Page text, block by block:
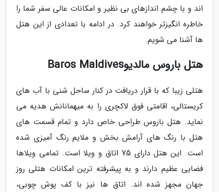
اند و با چشم اندازهای بی نظیر و امکانات عالی سفر شما را
خاطره انگیزتر خواهند کرد. در ادامه با تعدادی از این هتل
ها آشنا می شویم.
هتل باروس مالدیوBaros Maldives
هتلی زیبا که با قرار دریافت در کنار ساحل شنی با آب های
کریستالی، اقامتی فوق لاکچری را به میهمانانش هدیه می
نماید. هتل باروس طراحی خاص دارد و تمام قسمت های
هتل با رنگ های آرامش بخش و ملایم رنگ آمیزی شده
است. این هتل دارای 75 اتاق و ویلا است. تمامی ویلاها
فضایی عظیم دارند و به پیشرفته ترین امکانات هتلی روز
جهان مجهز شده اند. اتاق ها نیز با کف پوش چوبی،